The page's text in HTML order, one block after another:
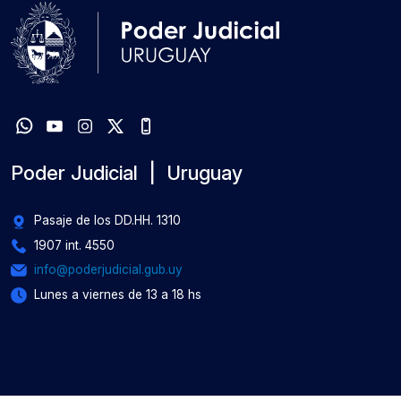
Poder Judicial | Uruguay
Pasaje de los DD.HH. 1310
1907 int. 4550
info@poderjudicial.gub.uy
Lunes a viernes de 13 a 18 hs